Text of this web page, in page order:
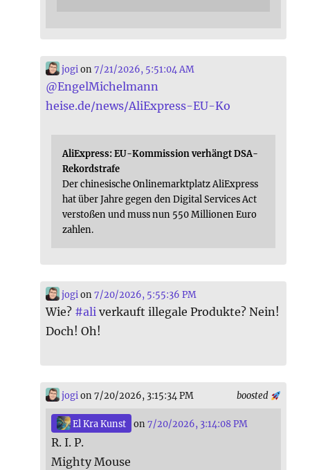
jogion7/21/2026, 5:51:04 AM
@EngelMichelmann
heise.de/news/AliExpress-EU-Ko
AliExpress: EU-Kommission verhängt DSA-
Rekordstrafe
Der chinesische Onlinemarktplatz AliExpress
hat über Jahre gegen den Digital Services Act
verstoßen und muss nun 550 Millionen Euro
zahlen.
jogion7/20/2026, 5:55:36 PM
Wie? #ali verkauft illegale Produkte? Nein!
Doch! Oh!
boosted
jogion 7/20/2026, 3:15:34 PM
El Kra Kunst on7/20/2026, 3:14:08 PM
R. I. P.
Mighty Mouse